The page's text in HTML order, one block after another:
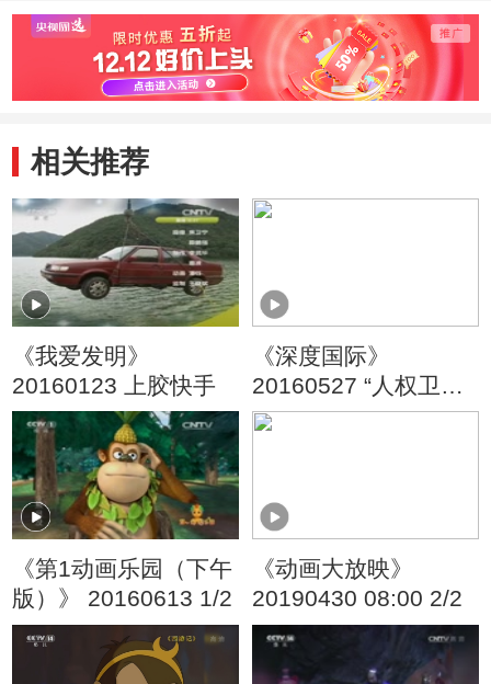
季） 奇妙的纸盒
子/青椒大战
季） 超级大泡泡/
灵感女神
车成
相关推荐
《我爱发明》
20160123 上胶快手
《深度国际》
20160527 “人权卫
士”的人权纪录
《第1动画乐园（下午
版）》 20160613 1/2
《动画大放映》
20190430 08:00 2/2